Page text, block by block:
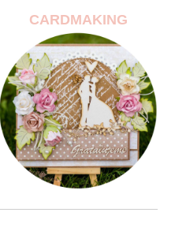
CARDMAKING